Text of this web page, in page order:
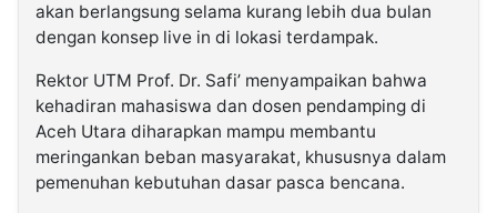
akan berlangsung selama kurang lebih dua bulan
dengan konsep live in di lokasi terdampak.
Rektor UTM Prof. Dr. Safi’ menyampaikan bahwa
kehadiran mahasiswa dan dosen pendamping di
Aceh Utara diharapkan mampu membantu
meringankan beban masyarakat, khususnya dalam
pemenuhan kebutuhan dasar pasca bencana.